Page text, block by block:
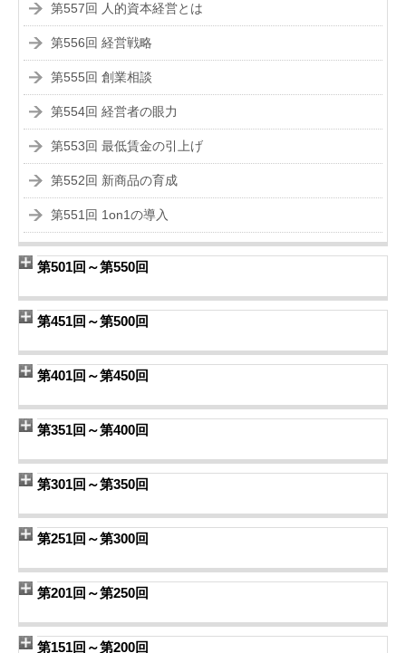
第557回 人的資本経営とは
第556回 経営戦略
第555回 創業相談
第554回 経営者の眼力
第553回 最低賃金の引上げ
第552回 新商品の育成
第551回 1on1の導入
第501回～第550回
第451回～第500回
第401回～第450回
第351回～第400回
第301回～第350回
第251回～第300回
第201回～第250回
第151回～第200回